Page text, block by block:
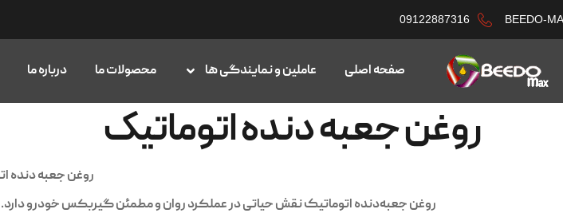
BEEDO-
09122887316
صفحه اصلی عاملین و نمایندگی ها محصولات ما درباره ما
روغن جعبه دنده اتوماتیک
روغن جعبه دنده
روغن جعبه‌دنده اتوماتیک نقش حیاتی در عملکرد روان و مطمئن گیربکس خودرو دارد.